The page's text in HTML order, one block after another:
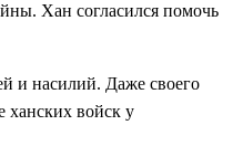
Хан согласился помочь
и насилий. Даже своего
ханских войск у